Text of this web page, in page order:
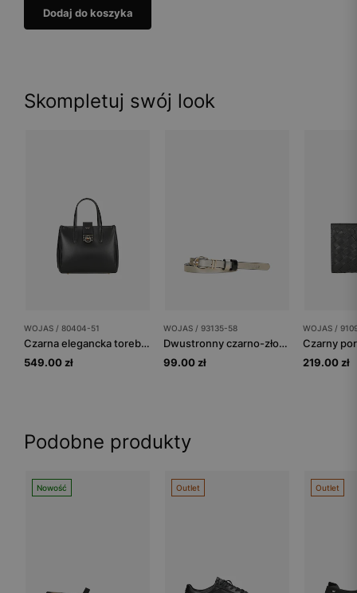
Dodaj do koszyka
Skompletuj swój look
WOJAS / 80404-51
Czarna elegancka torebka damska typu kuferek
549.00 zł
WOJAS / 93135-58
Dwustronny czarno-złoty pasek damski ze złotą klamrą
99.00 zł
WOJAS /
219.00 zł
Podobne produkty
Nowość Outlet Outlet